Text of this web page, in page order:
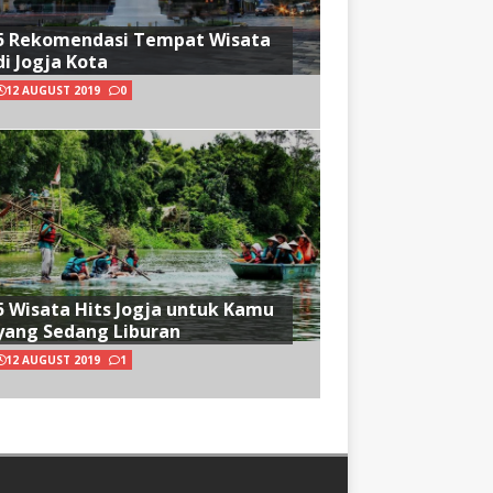
Rekomendasi Tempat Wisata
Jogja Kota
12 AUGUST 2019 0
Wisata Hits Jogja untuk Kamu
Sedang Liburan
12 AUGUST 2019 1